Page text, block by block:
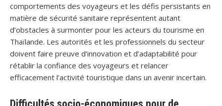
comportements des voyageurs et les défis persistants en
matière de sécurité sanitaire représentent autant
d’obstacles à surmonter pour les acteurs du tourisme en
Thaïlande. Les autorités et les professionnels du secteur
doivent faire preuve d’innovation et d’adaptabilité pour
rétablir la confiance des voyageurs et relancer
efficacement l’activité touristique dans un avenir incertain.